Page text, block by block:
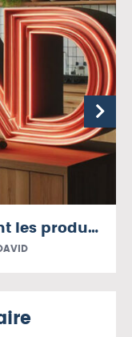
TRND – Teste gratuitement les produits tendance